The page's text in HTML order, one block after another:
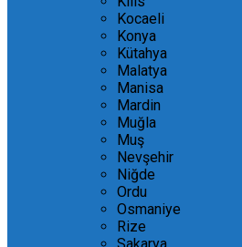
Kocaeli
Konya
Kütahya
Malatya
Manisa
Mardin
Muğla
Muş
Nevşehir
Niğde
Ordu
Osmaniye
Rize